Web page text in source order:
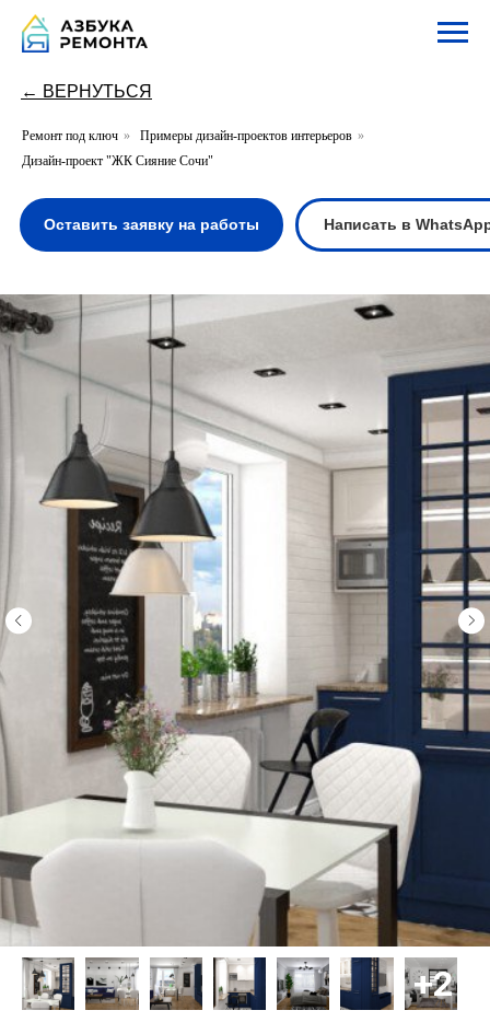
← ВЕРНУТЬСЯ
Ремонт под ключ » Примеры дизайн-проектов интерьеров »
Дизайн-проект "ЖК Сияние Сочи"
Оставить заявку на работы